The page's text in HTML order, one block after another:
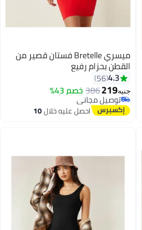
ميسري Bretelle فستان قصير من
القطن بحزام رفيع
4.3
56
جنيه219
386 خصم 43%
#2 في فساتين قصيرة
أقل سعر في 7 يوم
توصيل مجاني
#2 في فساتين قصيرة احصل عليه خلال10